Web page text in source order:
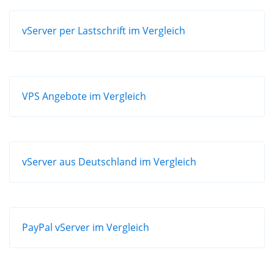
vServer per Lastschrift im Vergleich
VPS Angebote im Vergleich
vServer aus Deutschland im Vergleich
PayPal vServer im Vergleich